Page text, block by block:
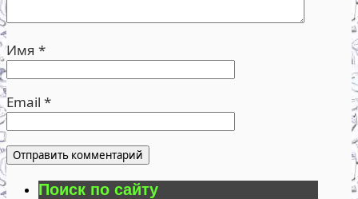
Имя *
Email *
Поиск по сайту